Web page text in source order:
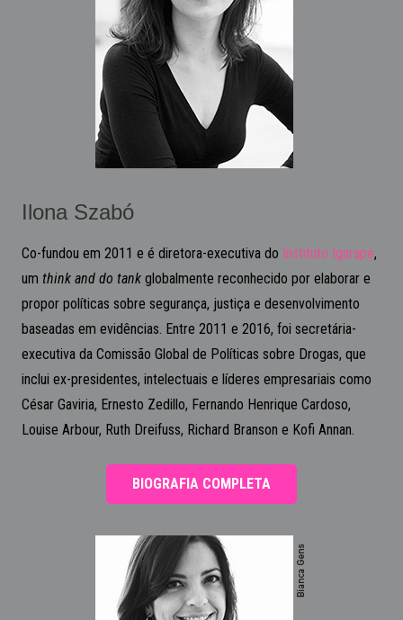
Ilona Szabó
Co-fundou em 2011 e é diretora-executiva do
think and do tank
globalmente reconhecido por elaborar e
propor políticas sobre segurança, justiça e desenvolvimento
executiva da Comissão Global de Políticas sobre Drogas, que
inclui ex-presidentes, intelectuais e líderes empresariais como
César Gaviria, Ernesto Zedillo, Fernando Henrique Cardoso,
Louise Arbour, Ruth Dreifuss, Richard Branson e Kofi Annan.
BIOGRAFIA COMPLETA